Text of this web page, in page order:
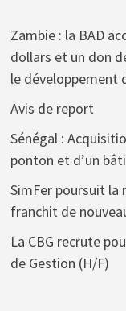
Zambie : la BAD
dollars et un don
le développement
Avis de report
Sénégal :
ponton et d’un
SimFer poursuit
franchit de
La CBG recrute
de Gestion (H/F)